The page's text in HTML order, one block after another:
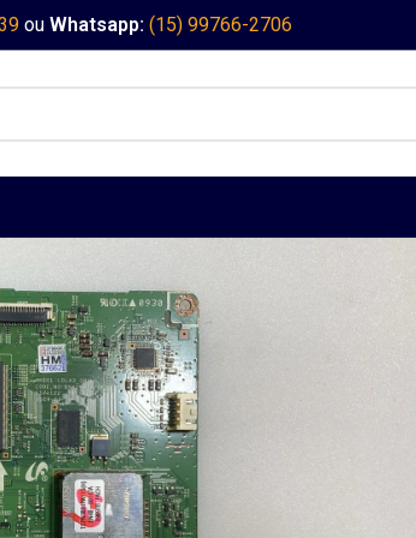
ou Whatsapp: (15) 99766-2706